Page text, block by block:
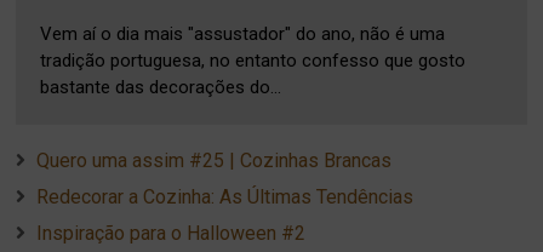
Vem aí o dia mais "assustador" do ano, não é uma
tradição portuguesa, no entanto confesso que gosto
bastante das decorações do...
Quero uma assim #25 | Cozinhas Brancas
Redecorar a Cozinha: As Últimas Tendências
Inspiração para o Halloween #2